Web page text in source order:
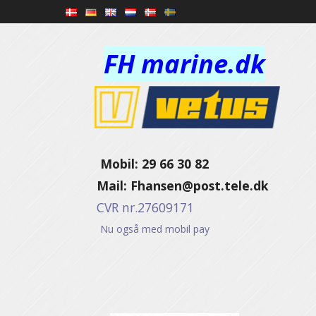
FH marine.dk
Mobil: 29 66 30 82
Mail: Fhansen@post.tele.dk
CVR nr.27609171
Nu også med mobil pay